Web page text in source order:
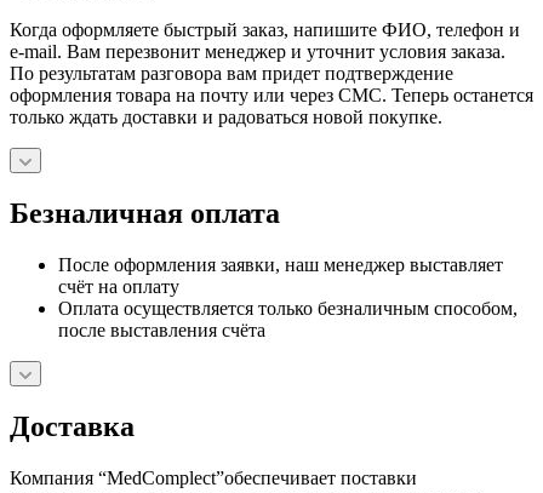
Когда оформляете быстрый заказ, напишите ФИО, телефон и
e-mail. Вам перезвонит менеджер и уточнит условия заказа.
По результатам разговора вам придет подтверждение
оформления товара на почту или через СМС. Теперь останется
только ждать доставки и радоваться новой покупке.
Безналичная оплата
После оформления заявки, наш менеджер выставляет
счёт на оплату
Оплата осуществляется только безналичным способом,
после выставления счёта
Доставка
Компания “MedComplect”обеспечивает поставки